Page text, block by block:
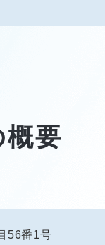
要
56番1号